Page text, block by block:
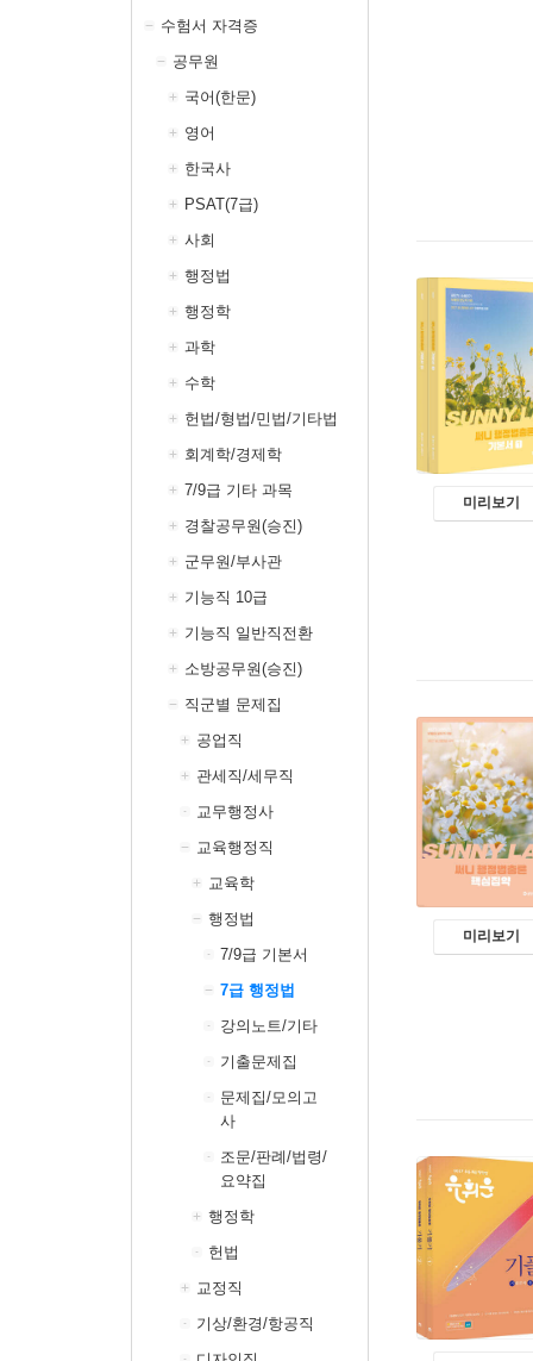
수험서 자격증
공무원
국어(한문)
영어
한국사
PSAT(7급)
사회
행정법
행정학
과학
수학
헌법/형법/민법/기타법
회계학/경제학
7/9급 기타 과목
경찰공무원(승진)
군무원/부사관
기능직 10급
기능직 일반직전환
소방공무원(승진)
직군별 문제집
공업직
관세직/세무직
교무행정사
교육행정직
교육학
행정법
7/9급 기본서
7급 행정법
강의노트/기타
기출문제집
문제집/모의고
사
조문/판례/법령/
요약집
행정학
헌법
교정직
기상/환경/항공직
미리보기
미리보기